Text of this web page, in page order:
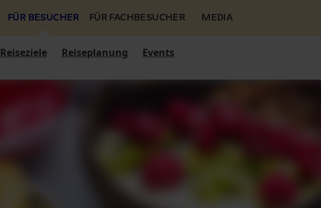
FÜR BESUCHER FÜR FACHBESUCHER MEDIA
Reiseziele Reiseplanung Events